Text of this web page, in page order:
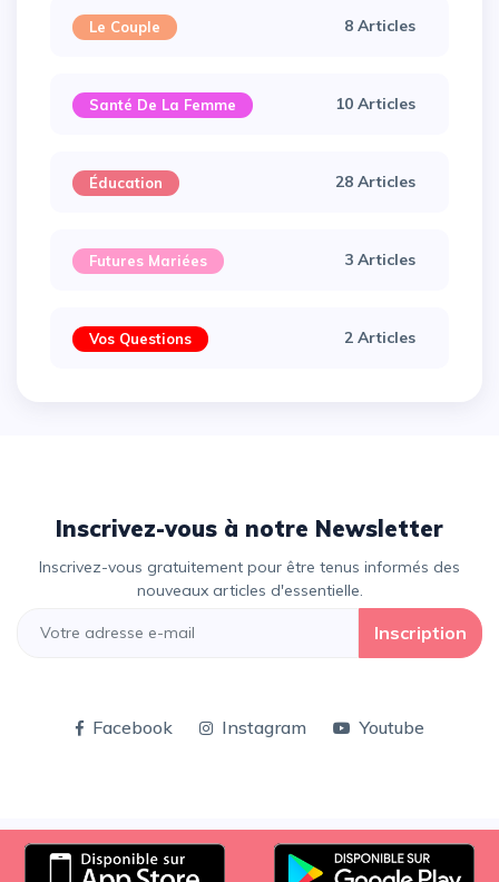
Le Couple 8 Articles
Santé De La Femme 10 Articles
Éducation 28 Articles
Futures Mariées 3 Articles
Vos Questions 2 Articles
Inscrivez-vous à notre Newsletter
Inscrivez-vous gratuitement pour être tenus informés des
nouveaux articles d'essentielle.
Inscription
Facebook Instagram Youtube